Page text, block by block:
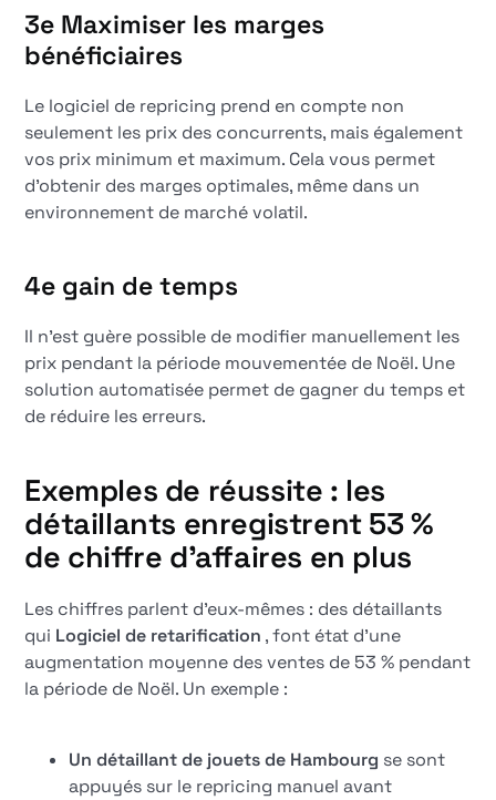
3e Maximiser les marges
bénéficiaires
Le logiciel de repricing prend en compte non
seulement les prix des concurrents, mais également
vos prix minimum et maximum. Cela vous permet
d'obtenir des marges optimales, même dans un
environnement de marché volatil.
4e gain de temps
Il n'est guère possible de modifier manuellement les
prix pendant la période mouvementée de Noël. Une
solution automatisée permet de gagner du temps et
de réduire les erreurs.
Exemples de réussite : les
détaillants enregistrent 53 %
de chiffre d'affaires en plus
Les chiffres parlent d'eux-mêmes : des détaillants
qui Logiciel de retarification , font état d'une
augmentation moyenne des ventes de 53 % pendant
la période de Noël. Un exemple :
Un détaillant de jouets de Hambourg se sont
appuyés sur le repricing manuel avant